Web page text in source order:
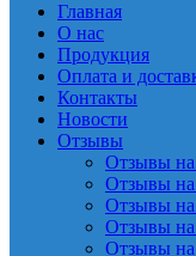
Главная
О нас
Продукция
Оплата и
Контакты
Новости
Отзывы
Отзывы на
Отзывы на
Отзывы на
Отзывы на
Отзывы на